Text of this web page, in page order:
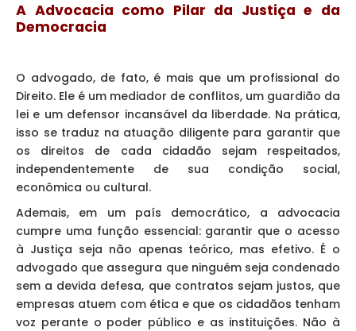
A Advocacia como Pilar da Justiça e da
Democracia
O advogado, de fato, é mais que um profissional do
Direito. Ele é um mediador de conflitos, um guardião da
lei e um defensor incansável da liberdade. Na prática,
isso se traduz na atuação diligente para garantir que
os direitos de cada cidadão sejam respeitados,
independentemente de sua condição social,
econômica ou cultural.
Ademais, em um país democrático, a advocacia
cumpre uma função essencial: garantir que o acesso
à Justiça seja não apenas teórico, mas efetivo. É o
advogado que assegura que ninguém seja condenado
sem a devida defesa, que contratos sejam justos, que
empresas atuem com ética e que os cidadãos tenham
voz perante o poder público e as instituições. Não à